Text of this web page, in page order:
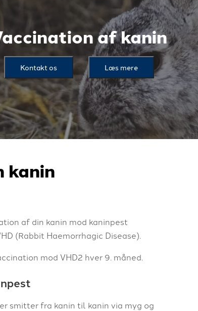
af kanin
Kontakt os Læs mere
kanin
af din kanin mod kaninpest
(Rabbit Haemorrhagic Disease).
mod VHD2 hver 9. måned.
smitter fra kanin til kanin via myg og